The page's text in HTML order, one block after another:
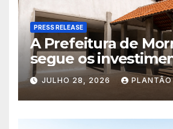
PRESS RELEASE
A Prefeitura de
segue os
educação. A obra
Municipal Eudóxio
Figueiredo avança
acelerado e já
JULHO 28, 2026 PLANTÃO